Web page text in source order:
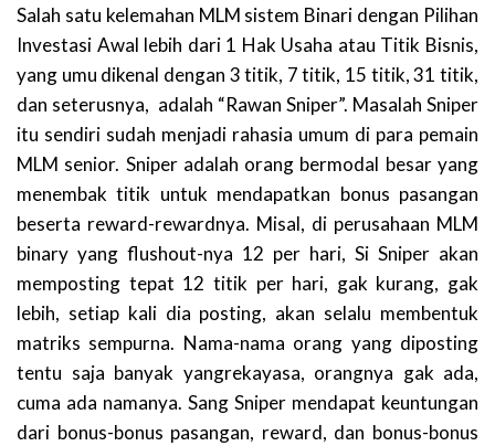
Salah satu kelemahan MLM sistem Binari dengan Pilihan
Investasi Awal lebih dari 1 Hak Usaha atau Titik Bisnis,
yang umu dikenal dengan 3 titik, 7 titik, 15 titik, 31 titik,
dan seterusnya, adalah “Rawan Sniper”. Masalah Sniper
itu sendiri sudah menjadi rahasia umum di para pemain
MLM senior. Sniper adalah orang bermodal besar yang
menembak titik untuk mendapatkan bonus pasangan
beserta reward-rewardnya. Misal, di perusahaan MLM
binary yang flushout-nya 12 per hari, Si Sniper akan
memposting tepat 12 titik per hari, gak kurang, gak
lebih, setiap kali dia posting, akan selalu membentuk
matriks sempurna. Nama-nama orang yang diposting
tentu saja banyak yangrekayasa, orangnya gak ada,
cuma ada namanya. Sang Sniper mendapat keuntungan
dari bonus-bonus pasangan, reward, dan bonus-bonus